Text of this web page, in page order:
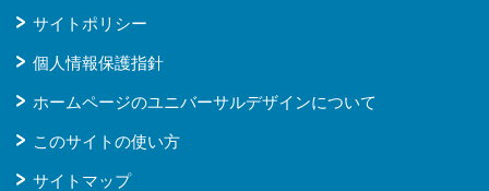
サイトポリシー
個人情報保護指針
ホームページのユニバーサルデザインについて
このサイトの使い方
サイトマップ